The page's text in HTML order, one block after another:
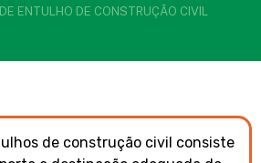
ENTULHO DE CONSTRUÇÃO CIVIL
de construção civil consiste